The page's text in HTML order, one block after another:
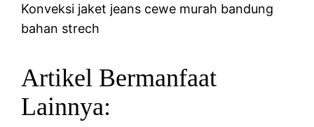
Konveksi jaket jeans cewe murah bandung
bahan strech
Artikel Bermanfaat
Lainnya: